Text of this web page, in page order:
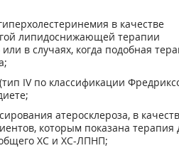
в качестве
липидоснижающей терапии
в случаях, когда подобная
IV по классификации
атеросклероза, в
которым показана терапия
ХС и ХС-ЛПНП;